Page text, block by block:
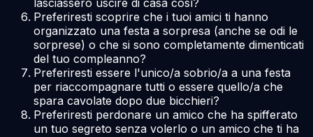
Preferiresti scoprire che i tuoi amici ti hanno
organizzato una festa a sorpresa (anche se odi le
sorprese) o che si sono completamente dimenticati
del tuo compleanno?
Preferiresti essere l'unico/a sobrio/a a una festa
per riaccompagnare tutti o essere quello/a che
spara cavolate dopo due bicchieri?
Preferiresti perdonare un amico che ha spifferato
un tuo segreto senza volerlo o un amico che ti ha